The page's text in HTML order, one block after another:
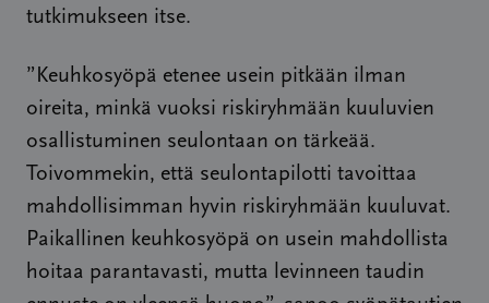
tutkimukseen itse.
”Keuhkosyöpä etenee usein pitkään ilman
oireita, minkä vuoksi riskiryhmään kuuluvien
osallistuminen seulontaan on tärkeää.
Toivommekin, että seulontapilotti tavoittaa
mahdollisimman hyvin riskiryhmään kuuluvat.
Paikallinen keuhkosyöpä on usein mahdollista
hoitaa parantavasti, mutta levinneen taudin